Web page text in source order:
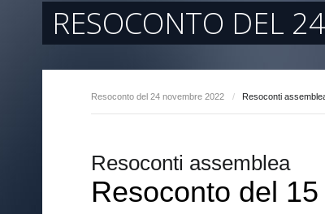
RESOCONTO DEL
Resoconto del 24 novembre 2022 / Resoconti
Resoconti assemblea
Resoconto del